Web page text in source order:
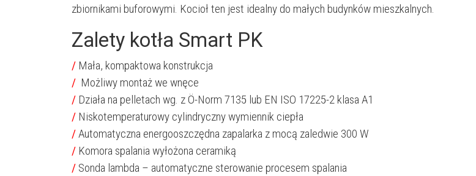
zbiornikami buforowymi. Kocioł ten jest idealny do małych budynków mieszkalnych.
Zalety kotła Smart PK
/ Mała, kompaktowa konstrukcja
/ Możliwy montaż we wnęce
/ Działa na pelletach wg. z Ö-Norm 7135 lub EN ISO 17225-2 klasa A1
/ Niskotemperaturowy cylindryczny wymiennik ciepła
/Automatyczna energooszczędna zapalarka z mocą zaledwie 300 W
/ Komora spalania wyłożona ceramiką
/ Sonda lambda – automatyczne sterowanie procesem spalania